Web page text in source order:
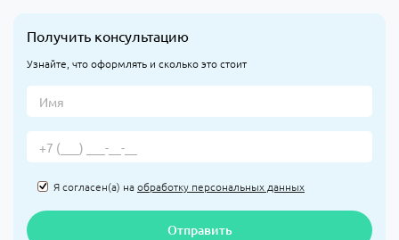
Получить консультацию
Узнайте, что оформлять и сколько это стоит
Я согласен(а) наобработку персональных данных
Отправить